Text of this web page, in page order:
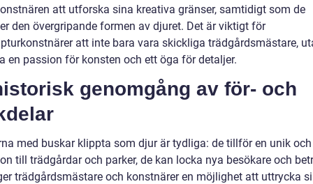
att utforska sina kreativa gränser, samtidigt som de
den övergripande formen av djuret. Det är viktigt för
att inte bara vara skickliga trädgårdsmästare,
en passion för konsten och ett öga för detaljer.
genomgång av för- och
med buskar klippta som djur är tydliga: de tillför en unik
till trädgårdar och parker, de kan locka nya besökare och
trädgårdsmästare och konstnärer en möjlighet att uttrycka